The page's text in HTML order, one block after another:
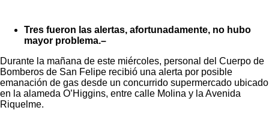
Tres fueron las alertas, afortunadamente, no hubo
mayor problema.–
Durante la mañana de este miércoles, personal del Cuerpo de
Bomberos de San Felipe recibió una alerta por posible
emanación de gas desde un concurrido supermercado ubicado
en la alameda O’Higgins, entre calle Molina y la Avenida
Riquelme.